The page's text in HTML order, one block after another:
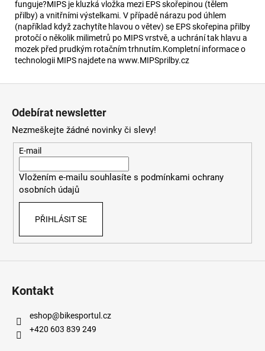
funguje?MIPS je kluzká vložka mezi EPS skořepinou (tělem
přilby) a vnitřními výstelkami. V případě nárazu pod úhlem
(například když zachytíte hlavou o větev) se EPS skořepina přilby
protočí o několik milimetrů po MIPS vrstvě, a uchrání tak hlavu a
mozek před prudkým rotačním trhnutím.Kompletní informace o
technologii MIPS najdete na www.MIPSprilby.cz
Odebírat newsletter
Nezmeškejte žádné novinky či slevy!
E-mail
Vložením e-mailu souhlasíte s podmínkami ochrany
osobních údajů
PŘIHLÁSIT SE
Kontakt
eshop@bikesportul.cz
+420 603 839 249